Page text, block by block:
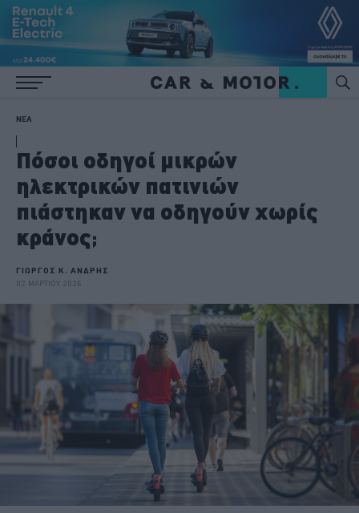
ΝΕΑ
Πόσοι οδηγοί μικρών
ηλεκτρικών πατινιών
πιάστηκαν να οδηγούν χωρίς
κράνος;
ΓΙΩΡΓΟΣ Κ. ΑΝΔΡΗΣ
02 ΜΑΡΤΙΟΥ 2026